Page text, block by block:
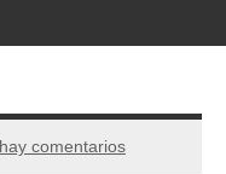
comentarios